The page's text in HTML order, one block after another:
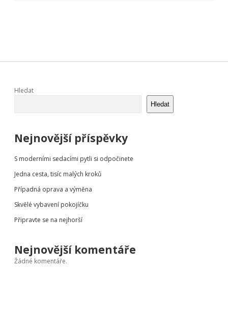
Sidebar
Hledat
Hledat
Nejnovější příspěvky
S moderními sedacími pytli si odpočinete
Jedna cesta, tisíc malých kroků
Případná oprava a výměna
Skvělé vybavení pokojíčku
Připravte se na nejhorší
Nejnovější komentáře
Žádné komentáře.